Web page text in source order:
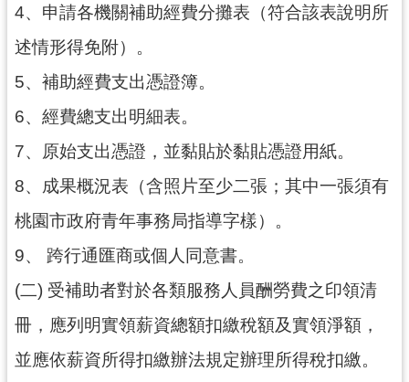
4、申請各機關補助經費分攤表（符合該表說明所
述情形得免附）。
5、補助經費支出憑證簿。
6、經費總支出明細表。
7、原始支出憑證，並黏貼於黏貼憑證用紙。
8、成果概況表（含照片至少二張；其中一張須有
桃園市政府青年事務局指導字樣）。
9、 跨行通匯商或個人同意書。
(二) 受補助者對於各類服務人員酬勞費之印領清
冊，應列明實領薪資總額扣繳稅額及實領淨額，
並應依薪資所得扣繳辦法規定辦理所得稅扣繳。